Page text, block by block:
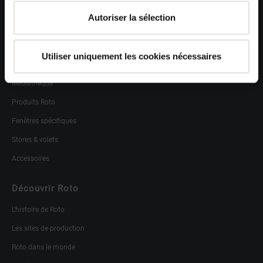
Autoriser la sélection
Utiliser uniquement les cookies nécessaires
Professionels
Médiathèque
Produits Roto
Fenêtres spécifiques
Stores & volets
Accessoires
Découvrir Roto
L'histoire de Roto
Les sites de production
Roto dans le monde